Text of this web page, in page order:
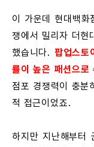
이 가운데 현대백
쟁에서 밀리자 더현
했습니다. 팝업스
률이 높은 패션으로
점포 경쟁력이 충분
적 접근이었죠.
하지만 지난해부터